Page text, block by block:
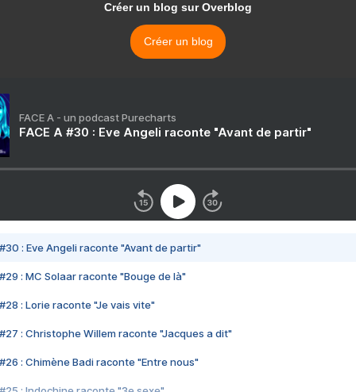
Créer un blog sur Overblog
Créer un blog
FACE A - un podcast Purecharts
FACE A #30 : Eve Angeli raconte "Avant de partir"
#30 : Eve Angeli raconte "Avant de partir"
#29 : MC Solaar raconte "Bouge de là"
#28 : Lorie raconte "Je vais vite"
#27 : Christophe Willem raconte "Jacques a dit"
#26 : Chimène Badi raconte "Entre nous"